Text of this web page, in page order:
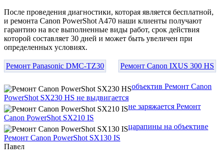
После проведения диагностики, которая является бесплатной,
и ремонта Canon PowerShot A470 наши клиенты получают
гарантию на все выполненные виды работ, срок действия
которой составляет 30 дней и может быть увеличен при
определенных условиях.
Ремонт Panasonic DMC-TZ30 Ремонт Canon IXUS 300 HS
объектив Ремонт Canon
PowerShot SX230 HS не выдвигается
не заряжается Ремонт
Canon PowerShot SX210 IS
царапины на объективе
Ремонт Canon PowerShot SX130 IS
Павел